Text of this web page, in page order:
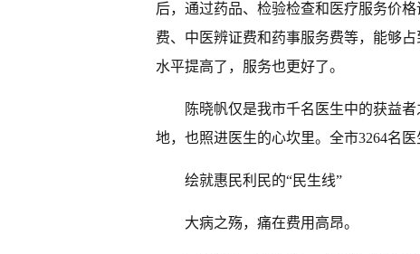
后，通过药品、检验检查和医疗服务价
费、中医辨证费和药事服务费等，能够
水平提高了，服务也更好了。
陈晓帆仅是我市千名医生中的获益
地，也照进医生的心坎里。全市3264名
绘就惠民利民的“民生线”
大病之殇，痛在费用高昂。